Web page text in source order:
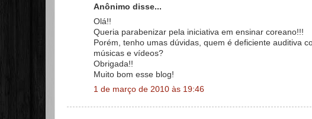
Anônimo disse...
Olá!!
Queria parabenizar pela iniciativa em ensinar coreano!!!
Porém, tenho umas dúvidas, quem é deficiente auditiva
músicas e vídeos?
Obrigada!!
Muito bom esse blog!
1 de março de 2010 às 19:46